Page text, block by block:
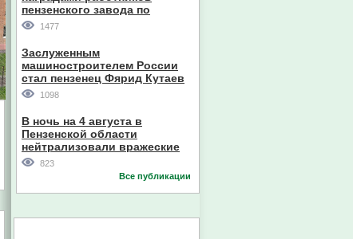
пензенского завода по
производству станков
1477
Заслуженным
машиностроителем России
стал пензенец Фярид Кутаев
1098
В ночь на 4 августа в
Пензенской области
нейтрализовали вражеские
дроны
823
Все публикации